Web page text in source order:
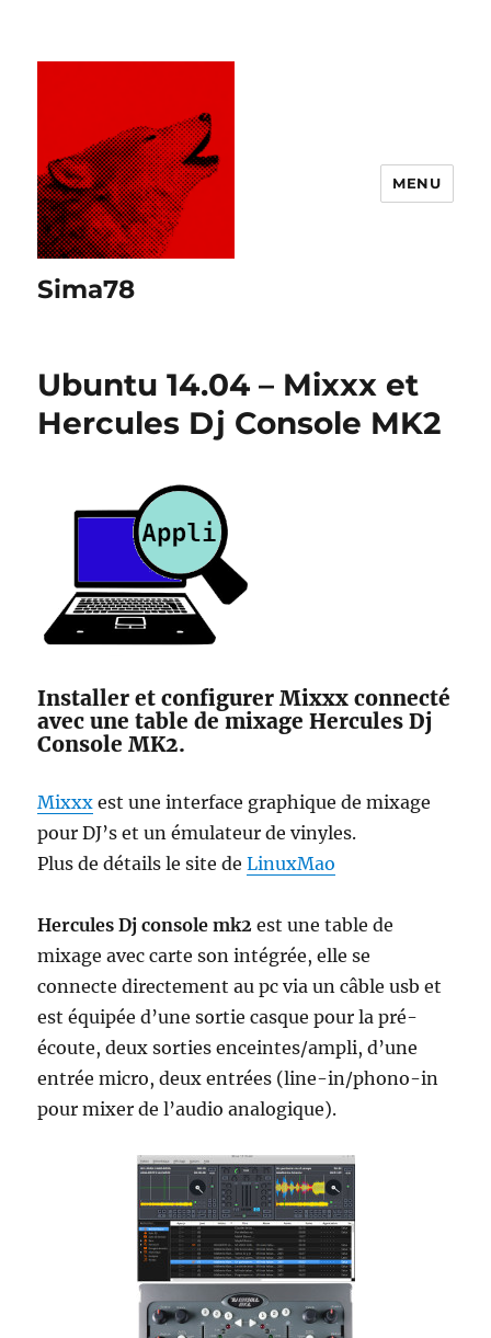
Sima78
MENU
Ubuntu 14.04 – Mixxx et
Hercules Dj Console MK2
Installer et configurer Mixxx connecté
avec une table de mixage Hercules Dj
Console MK2.
Mixxx est une interface graphique de mixage
pour DJ’s et un émulateur de vinyles.
Plus de détails le site deLinuxMao
Hercules Dj console mk2 est une table de
mixage avec carte son intégrée, elle se
connecte directement au pc via un câble usb et
est équipée d’une sortie casque pour la pré-
écoute, deux sorties enceintes/ampli, d’une
entrée micro, deux entrées (line-in/phono-in
pour mixer de l’audio analogique).